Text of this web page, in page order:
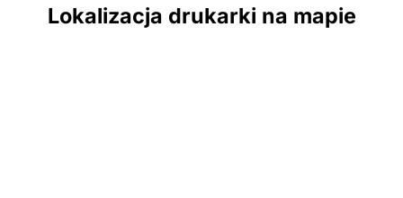
Lokalizacja drukarki na mapie